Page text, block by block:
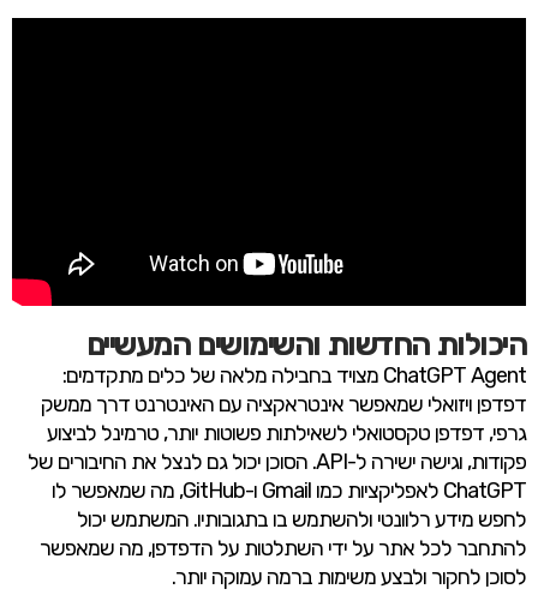
היכולות החדשות והשימושים המעשיים
ChatGPT Agent מצויד בחבילה מלאה של כלים מתקדמים:
דפדפן ויזואלי שמאפשר אינטראקציה עם האינטרנט דרך ממשק
גרפי, דפדפן טקסטואלי לשאילתות פשוטות יותר, טרמינל לביצוע
פקודות, וגישה ישירה ל-API. הסוכן יכול גם לנצל את החיבורים של
ChatGPT לאפליקציות כמו Gmail ו-GitHub, מה שמאפשר לו
לחפש מידע רלוונטי ולהשתמש בו בתגובותיו. המשתמש יכול
להתחבר לכל אתר על ידי השתלטות על הדפדפן, מה שמאפשר
לסוכן לחקור ולבצע משימות ברמה עמוקה יותר.